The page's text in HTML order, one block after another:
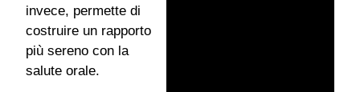
invece, permette di
costruire un rapporto
più sereno con la
salute orale.